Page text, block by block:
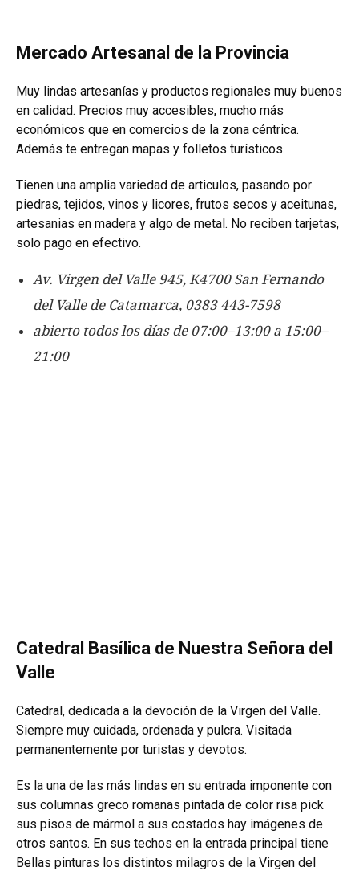
Mercado Artesanal de la Provincia
Muy lindas artesanías y productos regionales muy buenos
en calidad. Precios muy accesibles, mucho más
económicos que en comercios de la zona céntrica.
Además te entregan mapas y folletos turísticos.
Tienen una amplia variedad de articulos, pasando por
piedras, tejidos, vinos y licores, frutos secos y aceitunas,
artesanias en madera y algo de metal. No reciben tarjetas,
solo pago en efectivo.
Av. Virgen del Valle 945, K4700 San Fernando
del Valle de Catamarca, 0383 443-7598
abierto todos los días de 07:00–13:00 a 15:00–
21:00
Catedral Basílica de Nuestra Señora del
Valle
Catedral, dedicada a la devoción de la Virgen del Valle.
Siempre muy cuidada, ordenada y pulcra. Visitada
permanentemente por turistas y devotos.
Es la una de las más lindas en su entrada imponente con
sus columnas greco romanas pintada de color risa pick
sus pisos de mármol a sus costados hay imágenes de
otros santos. En sus techos en la entrada principal tiene
Bellas pinturas los distintos milagros de la Virgen del